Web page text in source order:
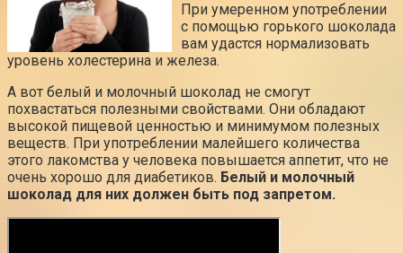
При умеренном употреблении
с помощью горького шоколада
вам удастся нормализовать
уровень холестерина и железа.
А вот белый и молочный шоколад не смогут
похвастаться полезными свойствами. Они обладают
высокой пищевой ценностью и минимумом полезных
веществ. При употреблении малейшего количества
этого лакомства у человека повышается аппетит, что не
очень хорошо для диабетиков. Белый и молочный
шоколад для них должен быть под запретом.